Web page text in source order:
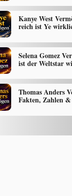
Kanye West
reich ist Ye
Selena Gomez
ist der Weltstar
Thomas Anders
Fakten, Zahlen